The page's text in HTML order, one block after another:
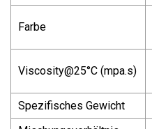
Farbe
Viscosity@25°C (mpa.s)
Spezifisches Gewicht